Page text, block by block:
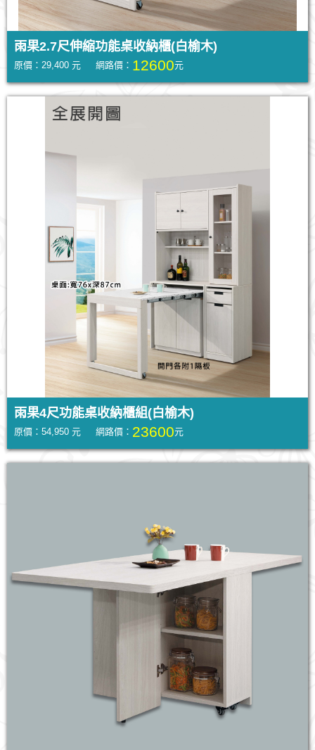
雨果2.7尺伸縮功能桌收納櫃(白榆木)
原價：29,400 元 網路價： 12600元
雨果4尺功能桌收納櫃組(白榆木)
原價：54,950 元 網路價： 23600元